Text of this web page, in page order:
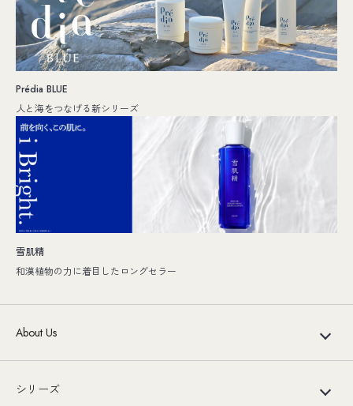
Prédia BLUE
人と海をつなげる新シリーズ
雪肌精
和漢植物の力に着目したロングセラー
About Us
シリーズ